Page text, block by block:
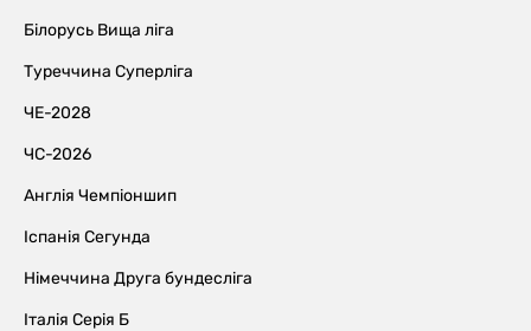
Білорусь Вища ліга
Туреччина Суперліга
ЧЕ-2028
ЧС-2026
Англія Чемпіоншип
Іспанія Сегунда
Німеччина Друга бундесліга
Італія Серія Б